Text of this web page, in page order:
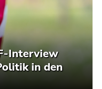
Interview
in den